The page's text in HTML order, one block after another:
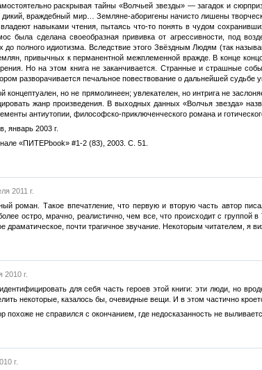
раскрывая тайны «Волчьей звезды» — загадок и
враждебный мир… Земляне-аборигены начисто лишены
навыками чтения, пытаясь что-то понять в чудом
была сделана своеобразная прививка от агрессивности, под
полного идиотизма. Вследствие этого Звёздным Людям (так
привычных к перманентной межплеменной вражде. В конце
Но на этом книга не заканчивается. Странные и страшные
разворачивается печальное повествование о дальнейшей
концептуален, но не прямолинеен; увлекателен, но интрига не
жанр произведения. В выходных данных «Волчья звезда»
антиутопии, философско-приключенческого романа и
январь 2003 г.
«ПИТЕРbооk» #1-2 (83), 2003. С. 51.
2011 г.
роман. Такое впечатление, что первую и вторую часть автор
остро, мрачно, реалистично, чем все, что происходит с группой
драматическое, почти трагичное звучание. Некоторым читателем,
2010 г.
для себя часть героев этой книги: эти люди, но
некоторые, казалось бы, очевидные вещи. И в этом частично
похоже не справился с окончанием, где недосказанность не
г.